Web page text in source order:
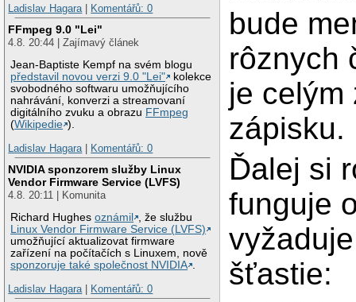
Ladislav Hagara| Komentářů: 0
FFmpeg 9.0 "Lei"
4.8. 20:44 | Zajímavý článek
Jean-Baptiste Kempf na svém blogu
představil novou verzi 9.0 "Lei"
kolekce
svobodného softwaru umožňujícího
nahrávání, konverzi a streamovaní
digitálního zvuku a obrazu FFmpeg
(Wikipedie ).
Ladislav Hagara| Komentářů: 0
NVIDIA sponzorem služby Linux
Vendor Firmware Service (LVFS)
4.8. 20:11 | Komunita
Richard Hughesoznámil
, že službu
Linux Vendor Firmware Service (LVFS)
umožňující aktualizovat firmware
zařízení na počítačích s Linuxem, nově
sponzoruje také společnost NVIDIA .
Ladislav Hagara| Komentářů: 0
bude
rôznych
je celým
zápisku.
Ďalej si
funguje
šťastie: